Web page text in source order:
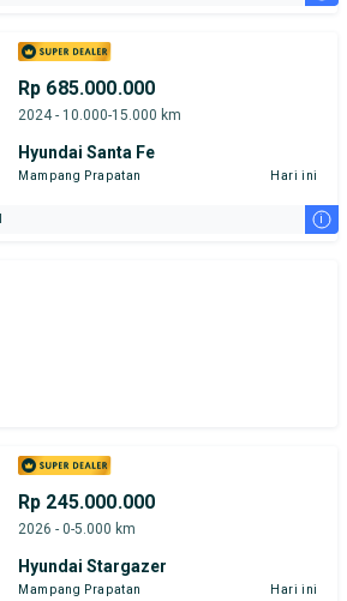
Rp 685.000.000
2024 - 10.000-15.000 km
Hyundai Santa Fe
Mampang Prapatan Hari ini
i
Rp 245.000.000
2026 - 0-5.000 km
Hyundai Stargazer
Mampang Prapatan Hari ini